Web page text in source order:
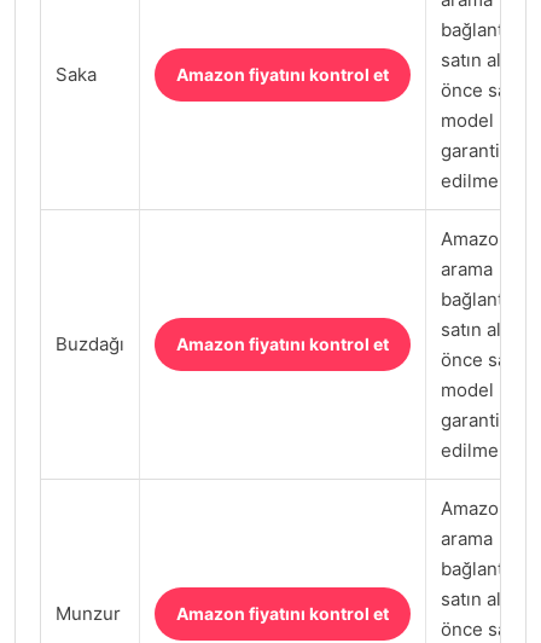
Saka Amazon fiyatını kontrol et
bağlantısı;
satın
önce satıcı,
model
garanti
edilmeli.
Buzdağı Amazon fiyatını kontrol et
arama
bağlantısı;
satın
önce satıcı,
model
garanti
edilmeli.
Munzur Amazon fiyatını kontrol et
arama
bağlantısı;
satın
önce satıcı,